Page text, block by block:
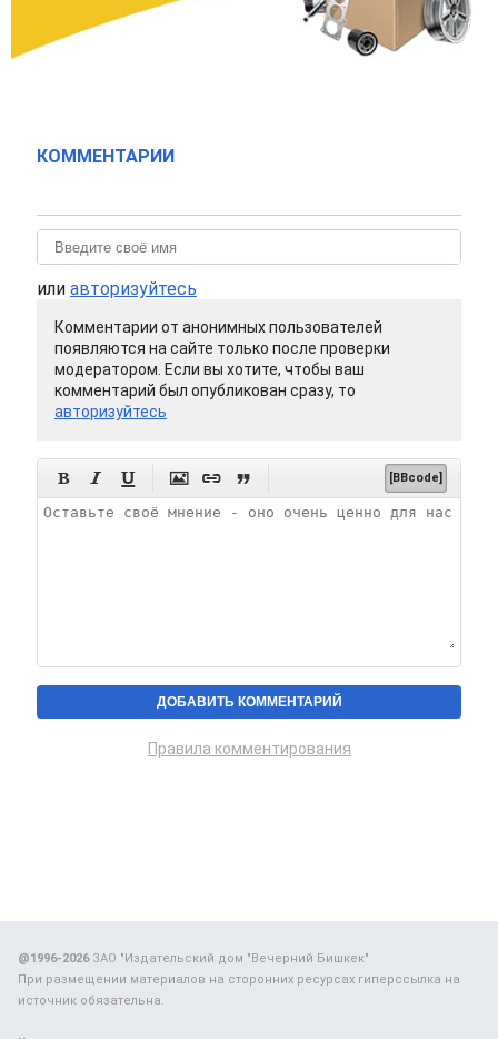
КОММЕНТАРИИ
или авторизуйтесь
Комментарии от анонимных пользователей
появляются на сайте только после проверки
модератором. Если вы хотите, чтобы ваш
комментарий был опубликован сразу, то
авторизуйтесь
      [BBcode]
Правила комментирования
@1996-2026ЗАО "Издательский дом "Вечерний Бишкек"
При размещении материалов на сторонних ресурсах гиперссылка на
источник обязательна.